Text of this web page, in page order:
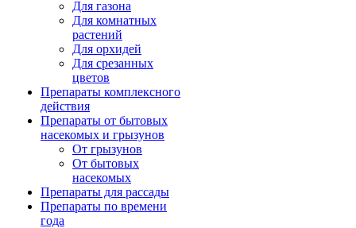
Для газона
Для комнатных
растений
Для орхидей
Для срезанных
цветов
Препараты комплексного
действия
Препараты от бытовых
насекомых и грызунов
От грызунов
От бытовых
насекомых
Препараты для рассады
Препараты по времени
года